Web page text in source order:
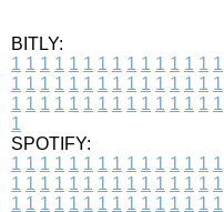
BITLY:
1 1 1 1 1 1 1 1 1 1 1 1 1 1 1
1 1 1 1 1 1 1 1 1 1 1 1 1 1 1
1 1 1 1 1 1 1 1 1 1 1 1 1 1 1
1
SPOTIFY:
1 1 1 1 1 1 1 1 1 1 1 1 1 1 1
1 1 1 1 1 1 1 1 1 1 1 1 1 1 1
1 1 1 1 1 1 1 1 1 1 1 1 1 1 1